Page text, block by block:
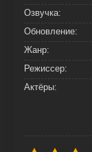
Озвучка:
Обновление:
Жанр:
Режиссер:
Актёры: